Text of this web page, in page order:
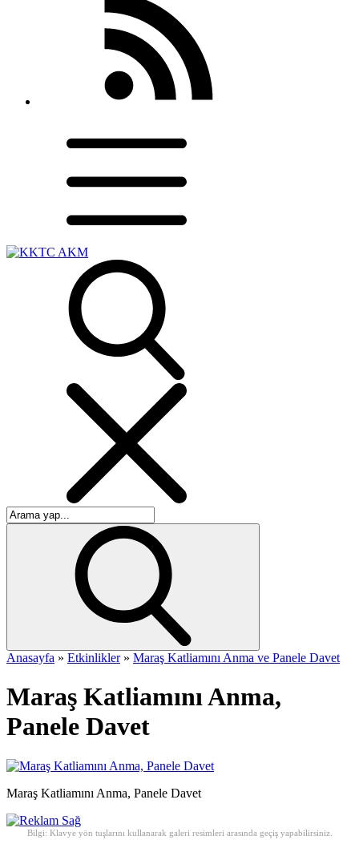
Anasayfa » Etkinlikler » Maraş Katliamını Anma ve Panele Davet
Maraş Katliamını Anma,
Panele Davet
Maraş Katliamını Anma, Panele Davet
Bilgi: Klavye yön tuşlarını kullanarak galeri resimleri arasında geçiş yapabilirsiniz.